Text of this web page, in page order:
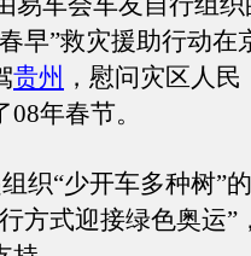
早”救灾援助行动在
贵州 ，慰问灾区人
年春节。
“少开车多种树”
方式迎接绿色奥运”